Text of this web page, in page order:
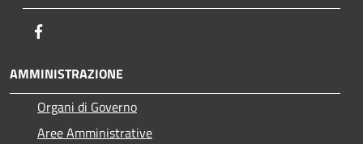
AMMINISTRAZIONE
Organi di Governo
Aree Amministrative